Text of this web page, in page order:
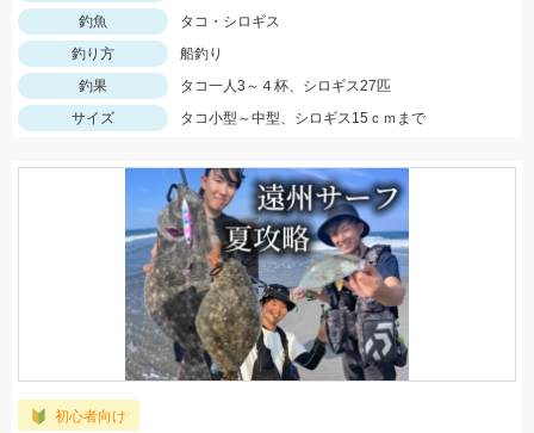
釣魚
タコ・シロギス
釣り方
船釣り
釣果
タコ一人3～４杯、シロギス27匹
サイズ
タコ小型～中型、シロギス15ｃｍまで
初心者向け